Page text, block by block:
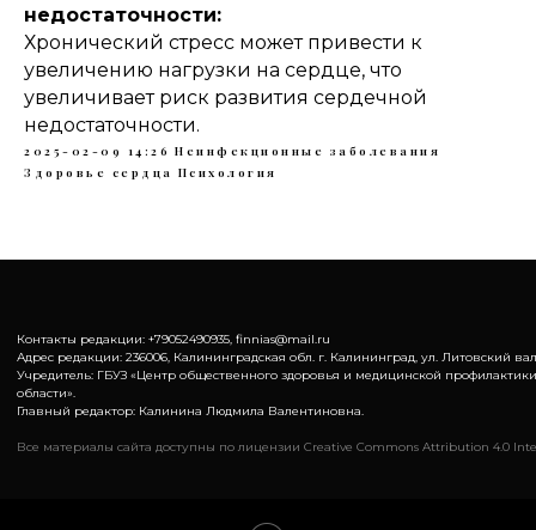
недостаточности:
Хронический стресс может привести к
увеличению нагрузки на сердце, что
увеличивает риск развития сердечной
недостаточности.
2025-02-09 14:26 Неинфекционные заболевания
Здоровье сердца Психология
Контакты редакции: +79052490935, finnias@mail.ru
Адрес редакции: 236006, Калининградская обл. г. Калининград, ул. Литовский
Учредитель: ГБУЗ «Центр общественного здоровья и медицинской
области».
Главный редактор: Калинина Людмила Валентиновна.
Все материалы сайта доступны по лицензии Creative Commons Attribution 4.0